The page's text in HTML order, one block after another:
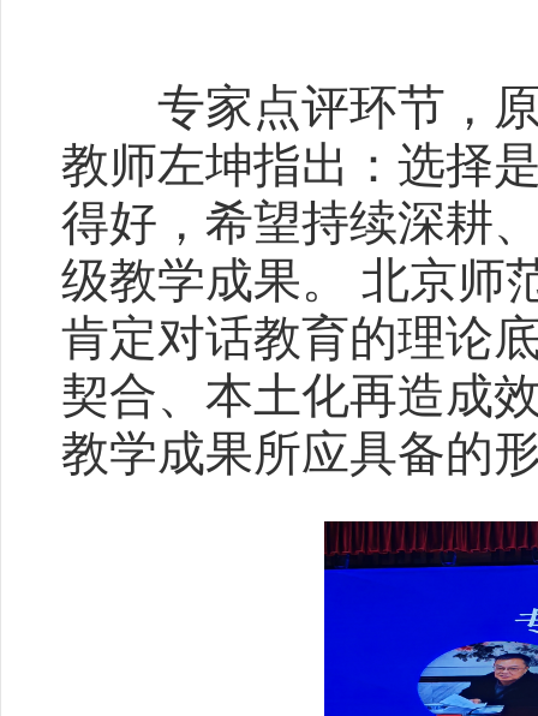
专家点评环节，原
教师左坤指出：选择
得好，希望持续深耕
级教学成果。 北京师
肯定对话教育的理论
契合、本土化再造成
教学成果所应具备的